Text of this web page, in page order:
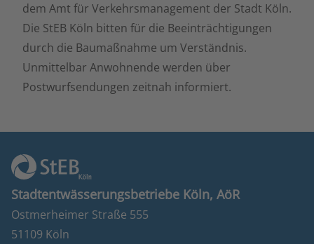
dem Amt für Verkehrsmanagement der Stadt Köln.
Die StEB Köln bitten für die Beeinträchtigungen
durch die Baumaßnahme um Verständnis.
Unmittelbar Anwohnende werden über
Postwurfsendungen zeitnah informiert.
Stadtentwässerungsbetriebe Köln, AöR
Ostmerheimer Straße 555
51109 Köln